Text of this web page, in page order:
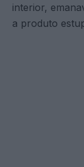
interior,
a produto